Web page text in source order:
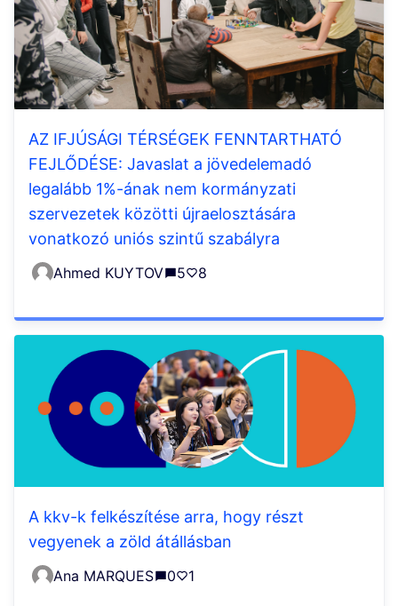
AZ IFJÚSÁGI TÉRSÉGEK FENNTARTHATÓ
FEJLŐDÉSE: Javaslat a jövedelemadó
legalább 1%-ának nem kormányzati
szervezetek közötti újraelosztására
vonatkozó uniós szintű szabályra
Ahmed KUYTOV 5 8
A kkv-k felkészítése arra, hogy részt
vegyenek a zöld átállásban
Ana MARQUES 0 1